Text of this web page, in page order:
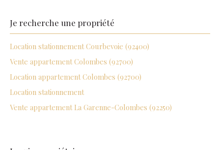
Je recherche une propriété
Location stationnement Courbevoie (92400)
Vente appartement Colombes (92700)
Location appartement Colombes (92700)
Location stationnement
Vente appartement La Garenne-Colombes (92250)